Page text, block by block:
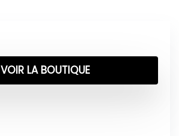
VOIR LA BOUTIQUE